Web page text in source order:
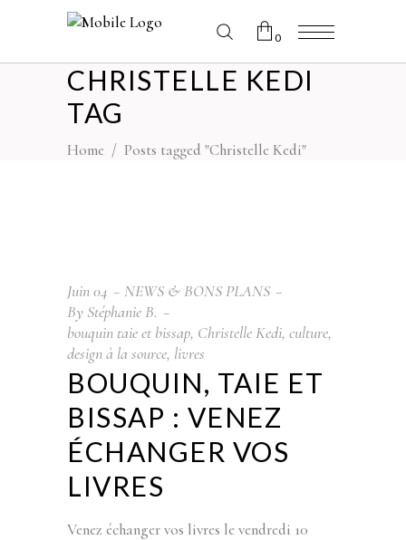
0
No products in the cart.
CHRISTELLE KEDI
TAG
Home / Posts tagged "Christelle Kedi"
Juin04
NEWS & BONS PLANS
By Stéphanie B.
bouquin taie et bissap, Christelle Kedi, culture,
design à la source, livres
BOUQUIN, TAIE ET
BISSAP : VENEZ
ÉCHANGER VOS
LIVRES
Venez échanger vos livres le vendredi 10